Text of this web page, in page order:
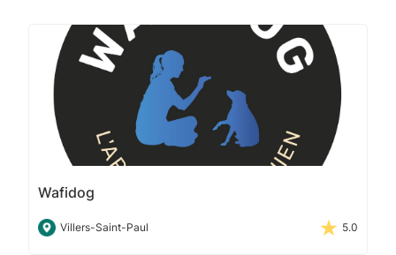
Wafidog
Villers-Saint-Paul 5.0